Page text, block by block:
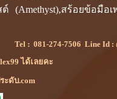
(Amethyst),สร้อยข้อมือ
Tel : 081-274-7506 Line Id :
ได้เลยคะ
ะดับ.com